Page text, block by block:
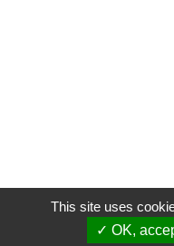
This site uses
OK,